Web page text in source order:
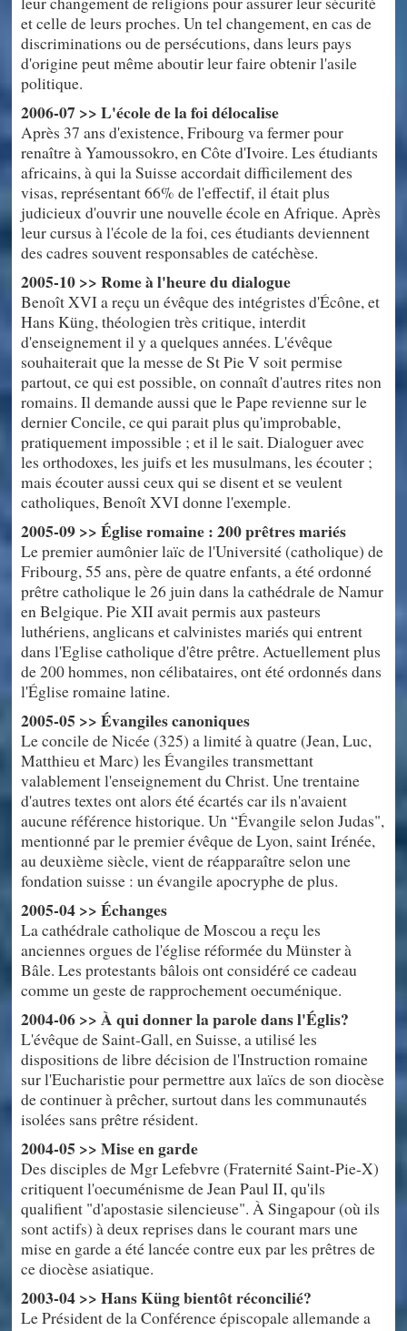
et celle de leurs proches. Un tel changement, en cas de
discriminations ou de persécutions, dans leurs pays
d'origine peut même aboutir leur faire obtenir l'asile
politique.
2006-07 >> L'école de la foi délocalise
Après 37 ans d'existence, Fribourg va fermer pour
renaître à Yamoussokro, en Côte d'Ivoire. Les étudiants
africains, à qui la Suisse accordait difficilement des
visas, représentant 66% de l'effectif, il était plus
judicieux d'ouvrir une nouvelle école en Afrique. Après
leur cursus à l'école de la foi, ces étudiants deviennent
des cadres souvent responsables de catéchèse.
2005-10 >> Rome à l'heure du dialogue
Benoît XVI a reçu un évêque des intégristes d'Écône, et
Hans Küng, théologien très critique, interdit
d'enseignement il y a quelques années. L'évêque
souhaiterait que la messe de St Pie V soit permise
partout, ce qui est possible, on connaît d'autres rites non
romains. Il demande aussi que le Pape revienne sur le
dernier Concile, ce qui parait plus qu'improbable,
pratiquement impossible ; et il le sait. Dialoguer avec
les orthodoxes, les juifs et les musulmans, les écouter ;
mais écouter aussi ceux qui se disent et se veulent
catholiques, Benoît XVI donne l'exemple.
2005-09 >> Église romaine : 200 prêtres mariés
Le premier aumônier laïc de l'Université (catholique) de
Fribourg, 55 ans, père de quatre enfants, a été ordonné
prêtre catholique le 26 juin dans la cathédrale de Namur
en Belgique. Pie XII avait permis aux pasteurs
luthériens, anglicans et calvinistes mariés qui entrent
dans l'Eglise catholique d'être prêtre. Actuellement plus
de 200 hommes, non célibataires, ont été ordonnés dans
l'Église romaine latine.
2005-05 >> Évangiles canoniques
Le concile de Nicée (325) a limité à quatre (Jean, Luc,
Matthieu et Marc) les Évangiles transmettant
valablement l'enseignement du Christ. Une trentaine
d'autres textes ont alors été écartés car ils n'avaient
aucune référence historique. Un “Évangile selon Judas",
mentionné par le premier évêque de Lyon, saint Irénée,
au deuxième siècle, vient de réapparaître selon une
fondation suisse : un évangile apocryphe de plus.
2005-04 >> Échanges
La cathédrale catholique de Moscou a reçu les
anciennes orgues de l'église réformée du Münster à
Bâle. Les protestants bâlois ont considéré ce cadeau
comme un geste de rapprochement oecuménique.
2004-06 >> À qui donner la parole dans l'Églis?
L'évêque de Saint-Gall, en Suisse, a utilisé les
dispositions de libre décision de l'Instruction romaine
sur l'Eucharistie pour permettre aux laïcs de son diocèse
de continuer à prêcher, surtout dans les communautés
isolées sans prêtre résident.
2004-05 >> Mise en garde
Des disciples de Mgr Lefebvre (Fraternité Saint-Pie-X)
critiquent l'oecuménisme de Jean Paul II, qu'ils
qualifient "d'apostasie silencieuse". À Singapour (où ils
sont actifs) à deux reprises dans le courant mars une
mise en garde a été lancée contre eux par les prêtres de
ce diocèse asiatique.
2003-04 >> Hans Küng bientôt réconcilié?
Le Président de la Conférence épiscopale allemande a